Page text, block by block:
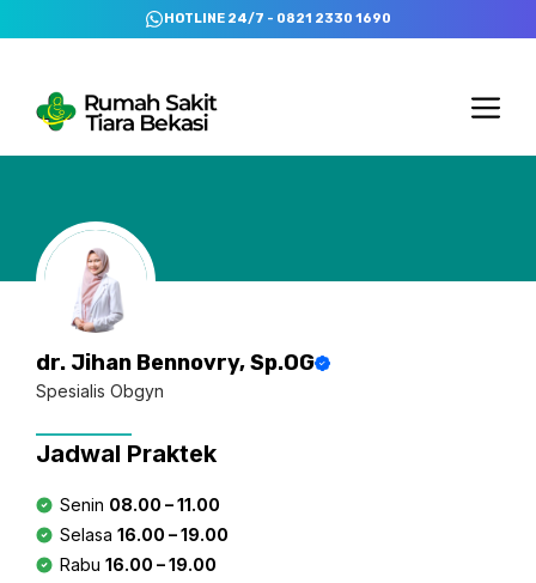
to
HOTLINE 24/7 - 0821 2330 1690
dr. Jihan Bennovry, Sp.OG
Spesialis Obgyn
Jadwal Praktek
Senin 08.00 – 11.00
Selasa 16.00 – 19.00
Rabu 16.00 – 19.00